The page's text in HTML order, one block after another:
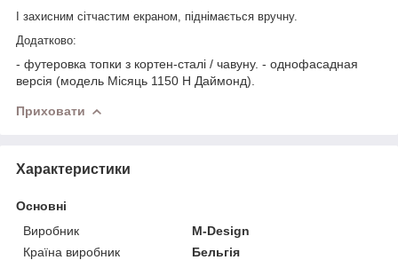
І захисним сітчастим екраном, піднімається вручну.
Додатково:
- футеровка топки з кортен-сталі / чавуну. - однофасадная
версія (модель Місяць 1150 Н Даймонд).
Приховати
Характеристики
Основні
Виробник
M-Design
Країна виробник
Бельгія